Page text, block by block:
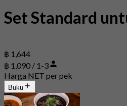
Set Standard
฿ 1,644
฿ 1,090 / 1-3
Harga NET per pek
Buku